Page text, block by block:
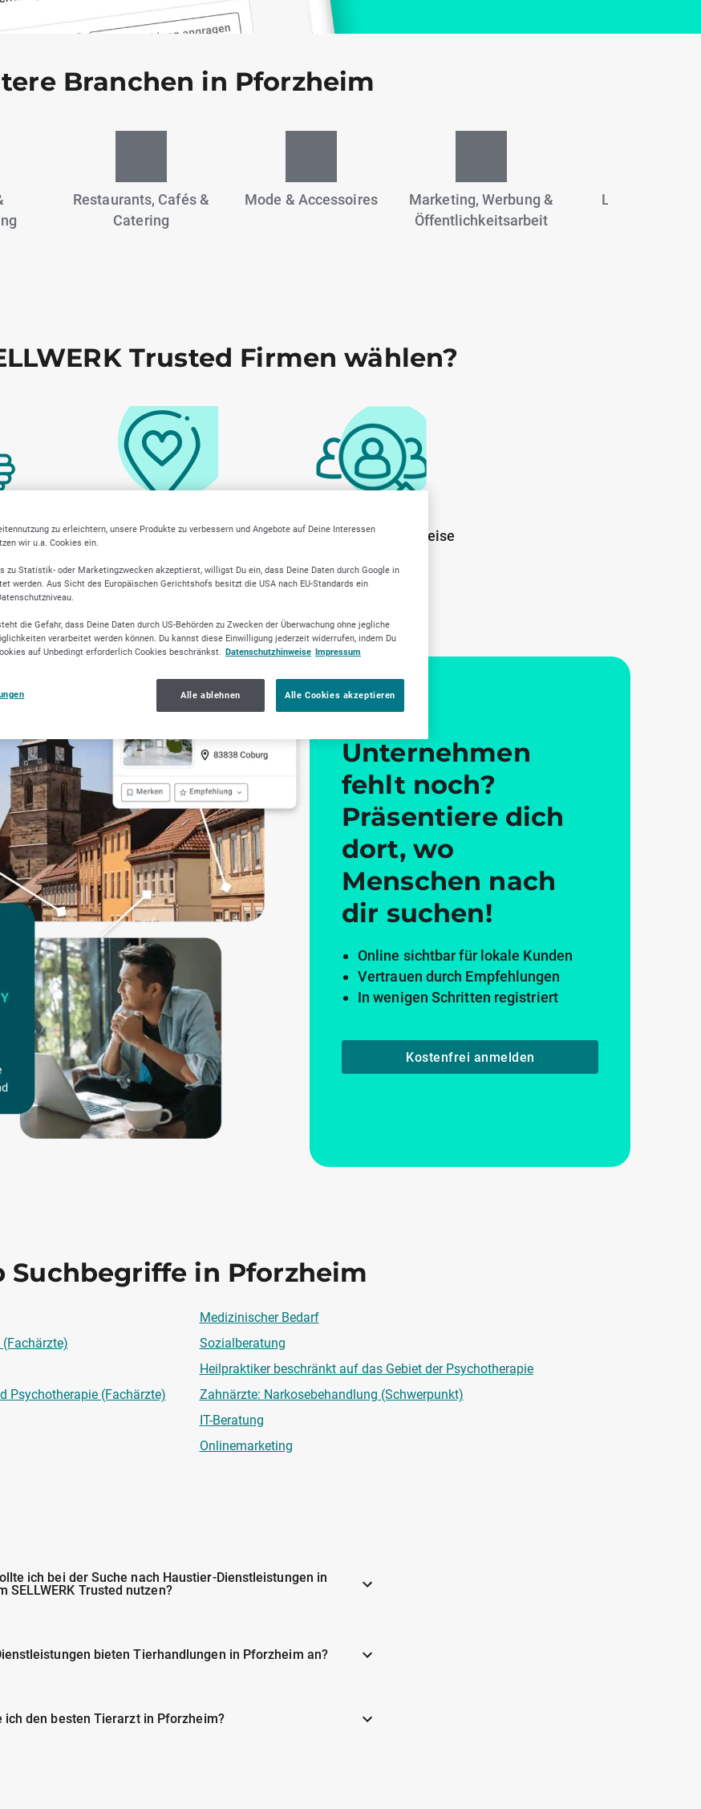
Branchen in Pforzheim
Restaurants, Cafés &
Catering
Mode & Accessoires
Marketing, Werbung &
Öffentlichkeitsarbeit
Lebensmittel &
Trusted Firmen wählen?
Lokale Marktkenntnis Transparente Arbeitsweise
Dein
Unternehmen
fehlt noch?
Präsentiere dich
dort, wo
Menschen nach
dir suchen!
Online sichtbar für lokale Kunden
Vertrauen durch Empfehlungen
In wenigen Schritten registriert
Kostenfrei anmelden
Suchbegriffe in Pforzheim
Medizinischer Bedarf
Sozialberatung
Heilpraktiker beschränkt auf das Gebiet der Psychotherapie
Psychotherapie (Fachärzte)
Zahnärzte: Narkosebehandlung (Schwerpunkt)
IT-Beratung
Onlinemarketing
ich bei der Suche nach Haustier-Dienstleistungen in
SELLWERK Trusted nutzen?
bieten Tierhandlungen in Pforzheim an?
ich den besten Tierarzt in Pforzheim?
zu erleichtern, unsere Produkte zu verbessern und Angebote auf Deine Interessen
wir u.a. Cookies ein.
zu Statistik- oder Marketingzwecken akzeptierst, willigst Du ein, dass Deine Daten durch Google in
werden. Aus Sicht des Europäischen Gerichtshofs besitzt die USA nach EU-Standards ein
die Gefahr, dass Deine Daten durch US-Behörden zu Zwecken der Überwachung ohne jegliche
verarbeitet werden können. Du kannst diese Einwilligung jederzeit widerrufen, indem Du
auf Unbedingt erforderlich Cookies beschränkst. Datenschutzhinweise Impressum
Alle ablehnen Alle Cookies akzeptieren